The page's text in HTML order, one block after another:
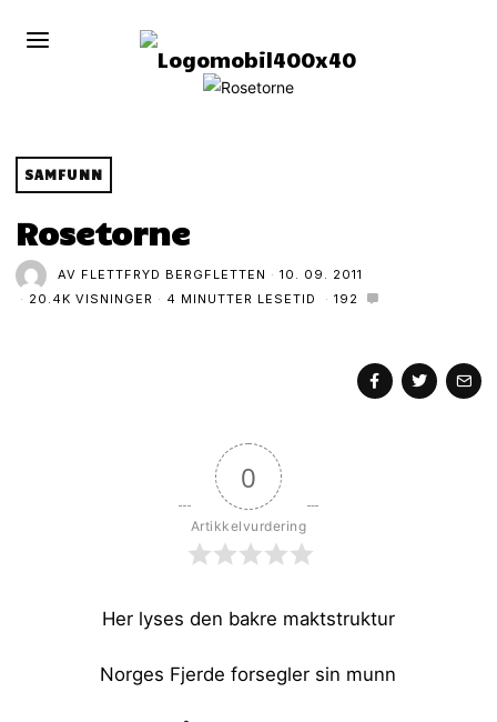
SAMFUNN
Rosetorne
AV FLETTFRYD BERGFLETTEN
10. 09. 2011
20.4K VISNINGER
4 MINUTTER LESETID 192
0
Artikkelvurdering
Her lyses den bakre maktstruktur
Norges Fjerde forsegler sin munn